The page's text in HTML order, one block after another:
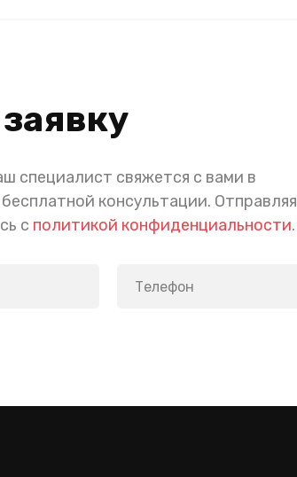
специалист свяжется с вами в
консультации. Отправляя
с политикой конфиденциальности.